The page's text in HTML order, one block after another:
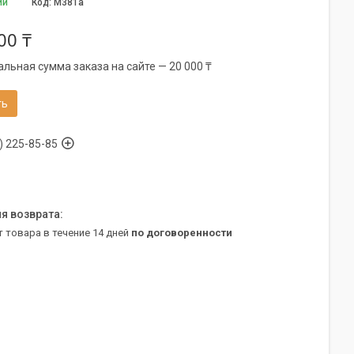
Код: М381а
₸
сумма заказа на сайте — 20 000 ₸
225-85-85
товара в течение 14 дней по договоренности